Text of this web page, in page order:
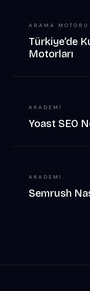
ARAMA
Türkiye’de
Motorları
AKADEMI
Yoast SEO
AKADEMI
Semrush